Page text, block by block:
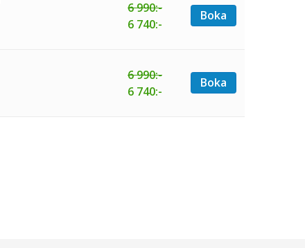
6 990:-
6 740:-
Boka
6 990:-
6 740:-
Boka